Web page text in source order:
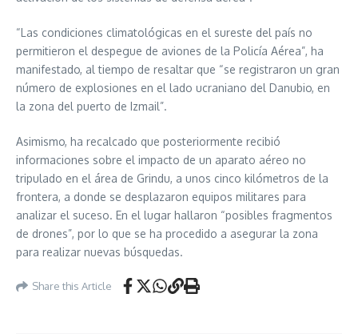
“Las condiciones climatológicas en el sureste del país no
permitieron el despegue de aviones de la Policía Aérea”, ha
manifestado, al tiempo de resaltar que “se registraron un gran
número de explosiones en el lado ucraniano del Danubio, en
la zona del puerto de Izmail”.
Asimismo, ha recalcado que posteriormente recibió
informaciones sobre el impacto de un aparato aéreo no
tripulado en el área de Grindu, a unos cinco kilómetros de la
frontera, a donde se desplazaron equipos militares para
analizar el suceso. En el lugar hallaron “posibles fragmentos
de drones”, por lo que se ha procedido a asegurar la zona
para realizar nuevas búsquedas.
Share this Article